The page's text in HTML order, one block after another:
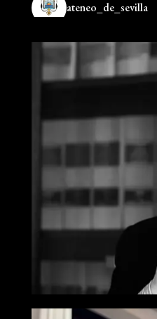
ateneo_de_sevilla